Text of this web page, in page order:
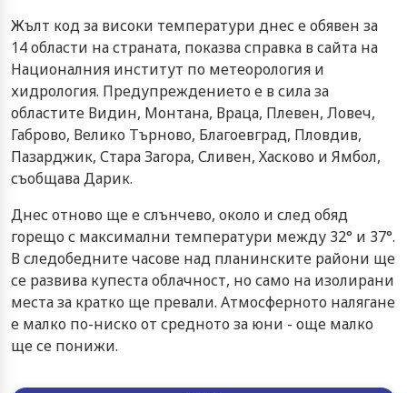
Жълт код за високи температури днес е обявен за
14 области на страната, показва справка в сайта на
Националния институт по метеорология и
хидрология. Предупреждението е в сила за
областите Видин, Монтана, Враца, Плевен, Ловеч,
Габрово, Велико Търново, Благоевград, Пловдив,
Пазарджик, Стара Загора, Сливен, Хасково и Ямбол,
съобщава Дарик.
Днес отново ще е слънчево, около и след обяд
горещо с максимални температури между 32° и 37°.
В следобедните часове над планинските райони ще
се развива купеста облачност, но само на изолирани
места за кратко ще превали. Атмосферното налягане
е малко по-ниско от средното за юни - още малко
ще се понижи.